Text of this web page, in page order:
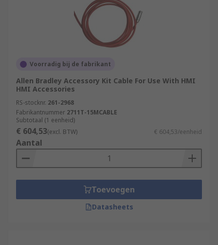
Voorradig bij de fabrikant
Allen Bradley Accessory Kit Cable For Use With HMI
HMI Accessories
RS-stocknr. 261-2968
Fabrikantnummer 2711T-15MCABLE
Subtotaal (1 eenheid)
€ 604,53(excl. BTW) € 604,53/eenheid
Aantal
Toevoegen
Datasheets